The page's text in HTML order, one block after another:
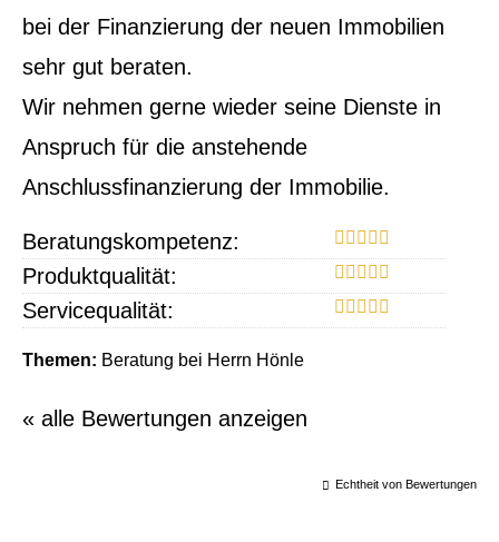
bei der Finanzierung der neuen Immobilien
sehr gut beraten.
Wir nehmen gerne wieder seine Dienste in
Anspruch für die anstehende
Anschlussfinanzierung der Immobilie.
Beratungskompetenz:
Produktqualität:
Servicequalität:
Themen: Beratung bei Herrn Hönle
« alle Bewertungen anzeigen
Echtheit von Bewertungen